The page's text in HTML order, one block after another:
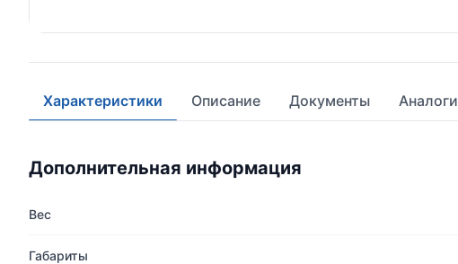
Характеристики Описание Документы Аналоги
Дополнительная информация
Вес
Габариты